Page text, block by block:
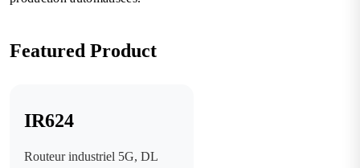
Featured Product
IR624
Routeur industriel 5G, DL